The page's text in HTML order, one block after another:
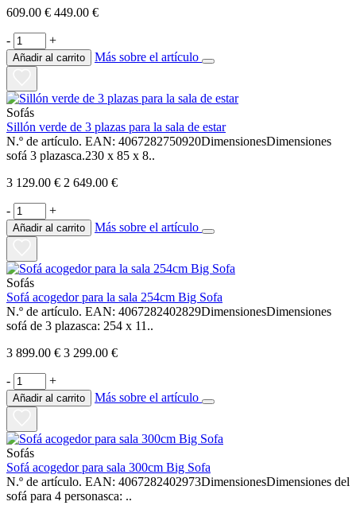
609.00 € 449.00 €
- +
Añadir al carrito Más sobre el artículo
Sofás
Sillón verde de 3 plazas para la sala de estar
N.º de artículo. EAN: 4067282750920DimensionesDimensiones
sofá 3 plazasca.230 x 85 x 8..
3 129.00 € 2 649.00 €
- +
Añadir al carrito Más sobre el artículo
Sofás
Sofá acogedor para la sala 254cm Big Sofa
N.º de artículo. EAN: 4067282402829DimensionesDimensiones
sofá de 3 plazasca: 254 x 11..
3 899.00 € 3 299.00 €
- +
Añadir al carrito Más sobre el artículo
Sofás
Sofá acogedor para sala 300cm Big Sofa
N.º de artículo. EAN: 4067282402973DimensionesDimensiones del
sofá para 4 personasca: ..